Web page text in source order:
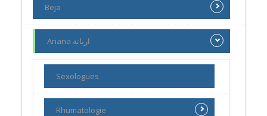
Beja
Ariana اريانة
Sexologues
Rhumatologie